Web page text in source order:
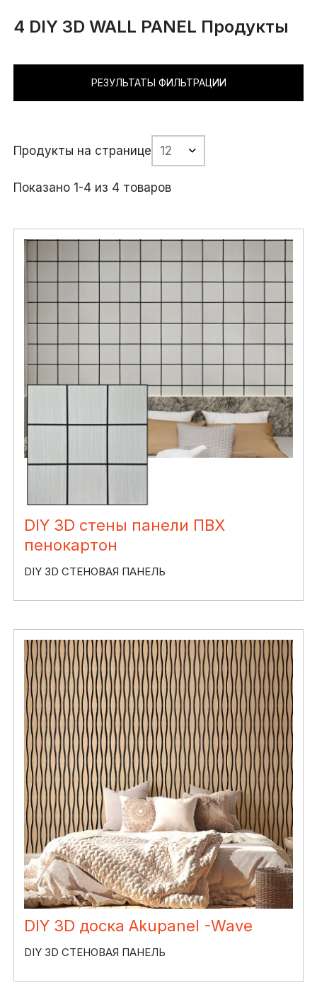
4 DIY 3D WALL PANEL Продукты
РЕЗУЛЬТАТЫ ФИЛЬТРАЦИИ
Показано 1-4 из 4 товаров
Продукты на странице
DIY 3D стены панели ПВХ
пенокартон
DIY 3D СТЕНОВАЯ ПАНЕЛЬ
DIY 3D доска Akupanel -Wave
DIY 3D СТЕНОВАЯ ПАНЕЛЬ